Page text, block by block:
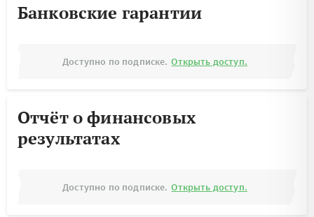
Банковские гарантии
Доступно по подписке. Открыть доступ.
Отчёт о финансовых
результатах
Доступно по подписке. Открыть доступ.